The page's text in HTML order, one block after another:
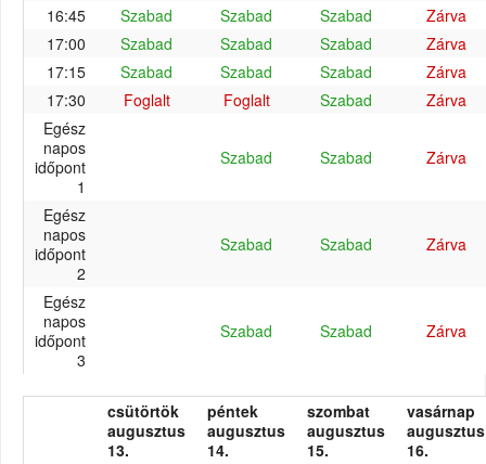
16:45
Szabad Szabad Szabad
Zárva
17:00
Szabad Szabad Szabad
Zárva
17:15
Szabad Szabad Szabad
Zárva
17:30
Foglalt Foglalt Szabad
Zárva
Egész
napos
időpont
1
Szabad Szabad Zárva
Egész
napos
időpont
2
Szabad Szabad Zárva
Egész
napos
időpont
3
Szabad Szabad Zárva
csütörtök
augusztus
13.
péntek
augusztus
14.
szombat
augusztus
15.
vasárnap
augusztus
16.